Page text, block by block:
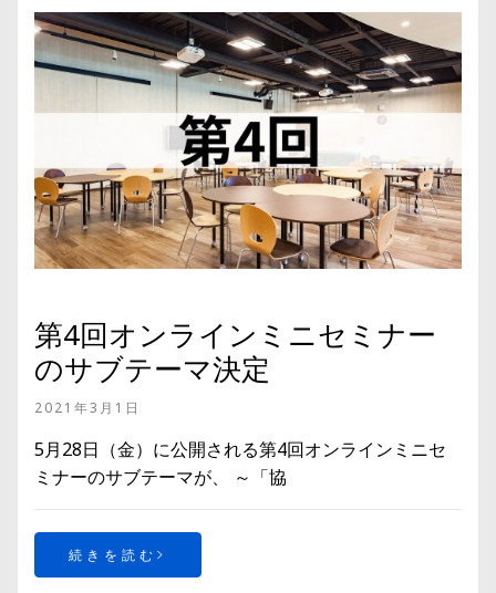
第4回オンラインミニセミナー
のサブテーマ決定
2021年3月1日
5月28日（金）に公開される第4回オンラインミニセ
ミナーのサブテーマが、 ～「協
続きを読む